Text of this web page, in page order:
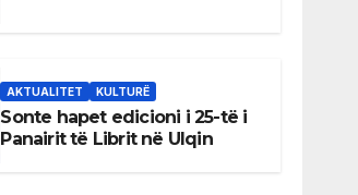
AKTUALITET KULTURË
Sonte hapet edicioni i 25-të i
Panairit të Librit në Ulqin